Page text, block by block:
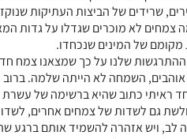
שרידים של הביצות העתיקות
צמחים לא מוכרים שגדלו על גדות
של המינים שנכחדו.
שלנו על כך שמצאנו צמח
אוהבים, השמחה לא הייתה שלמה.
ראיתי כתוב שהיא ברשימה של עשרת
גם לשדות של צמחים אחרים,
לב, ויש אזהרה להשמיד אותם ברגע